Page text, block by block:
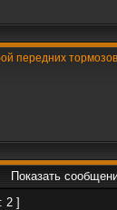
передних тормозов
Показать
2 ]